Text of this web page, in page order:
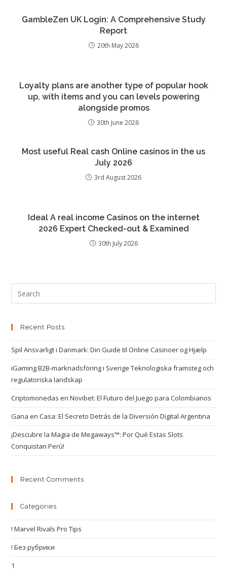
GambleZen UK Login: A Comprehensive Study
Report
20th May 2026
Loyalty plans are another type of popular hook
up, with items and you can levels powering
alongside promos
30th June 2026
Most useful Real cash Online casinos in the us
July 2026
3rd August 2026
Ideal A real income Casinos on the internet
2026 Expert Checked-out & Examined
30th July 2026
Recent Posts
Spil Ansvarligt i Danmark: Din Guide til Online Casinoer og Hjælp
iGaming B2B-marknadsföring i Sverige Teknologiska framsteg och
regulatoriska landskap
Criptomonedas en Novibet: El Futuro del Juego para Colombianos
Gana en Casa: El Secreto Detrás de la Diversión Digital Argentina
¡Descubre la Magia de Megaways™: Por Qué Estas Slots
Conquistan Perú!
Recent Comments
Categories
! Marvel Rivals Pro Tips
! Без рубрики
1